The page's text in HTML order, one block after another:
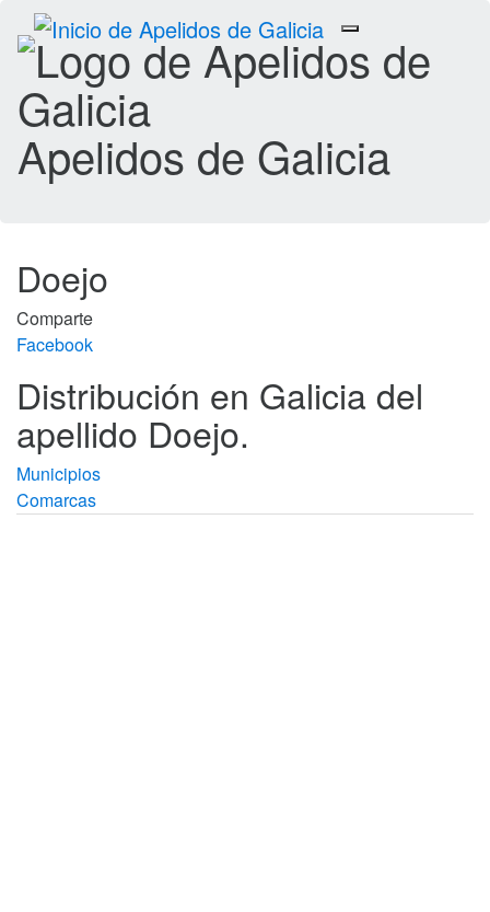
Toggle
navigation
Apelidos de Galicia
Doejo
Comparte
Facebook
Distribución en Galicia del
apellido Doejo.
Municipios
Comarcas